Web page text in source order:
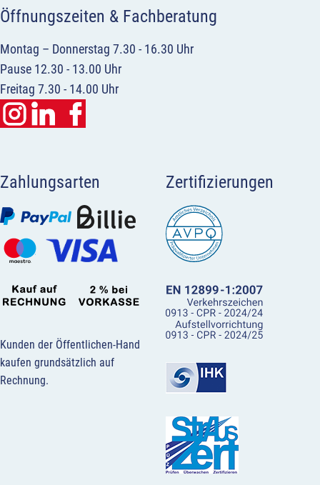
Öffnungszeiten & Fachberatung
Montag – Donnerstag 7.30 - 16.30 Uhr
Pause 12.30 - 13.00 Uhr
Freitag 7.30 - 14.00 Uhr
Zahlungsarten
Kunden der Öffentlichen-Hand
kaufen grundsätzlich auf
Rechnung.
Zertifizierungen